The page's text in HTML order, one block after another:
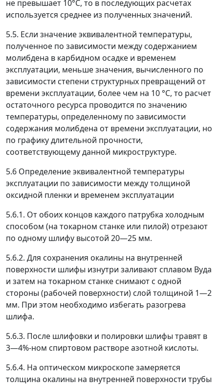
не превышает 10°С, то в последующих расчетах
используется среднее из полученных значений.
5.5. Если значение эквивалентной температуры,
полученное по зависимости между содержанием
молибдена в карбидном осадке и временем
эксплуатации, меньше значения, вычисленного по
зависимости степени структурных превращений от
времени эксплуатации, более чем на 10 °С, то расчет
остаточного ресурса проводится по значению
температуры, определенному по зависимости
содержания молибдена от времени эксплуатации, но
по графику длительной прочности,
соответствующему данной микроструктуре.
5.6 Определение эквивалентной температуры
эксплуатации по зависимости между толщиной
оксидной пленки и временем эксплуатации
5.6.1. От обоих концов каждого патрубка холодным
способом (на токарном станке или пилой) отрезают
по одному шлифу высотой 20—25 мм.
5.6.2. Для сохранения окалины на внутренней
поверхности шлифы изнутри заливают сплавом Вуда
и затем на токарном станке снимают с одной
стороны (рабочей поверхности) слой толщиной 1—2
мм. При этом необходимо избегать разогрева
шлифа.
5.6.3. После шлифовки и полировки шлифы травят в
3—4%-ном спиртовом растворе азотной кислоты.
5.6.4. На оптическом микроскопе замеряется
толщина окалины на внутренней поверхности трубы